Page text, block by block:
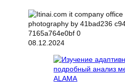
08.12.2024